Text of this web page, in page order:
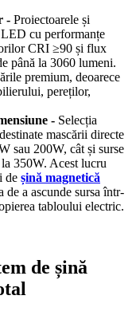
- Proiectoarele și
cu performanțe
CRI ≥90 și flux
până la 3060 lumeni.
premium, deoarece
pereților,
- Selecția
mascării directe
sau 200W, cât și surse
350W. Acest lucru
de șină magnetică
a ascunde sursa într-
tabloului electric.
de șină